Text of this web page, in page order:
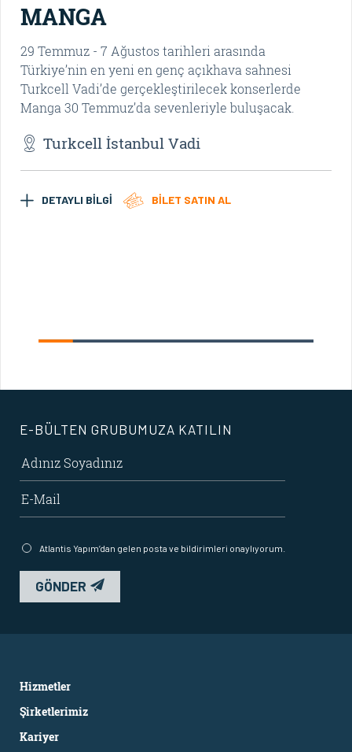
MANGA
29 Temmuz - 7 Ağustos tarihleri arasında
Türkiye’nin en yeni en genç açıkhava sahnesi
Turkcell Vadi’de gerçekleştirilecek konserlerde
Manga 30 Temmuz’da sevenleriyle buluşacak.
Turkcell İstanbul Vadi
DETAYLI BİLGİ BİLET SATIN AL
E-BÜLTEN GRUBUMUZA KATILIN
Atlantis Yapım’dan gelen posta ve bildirimleri onaylıyorum.
GÖNDER
Hizmetler
Şirketlerimiz
Kariyer